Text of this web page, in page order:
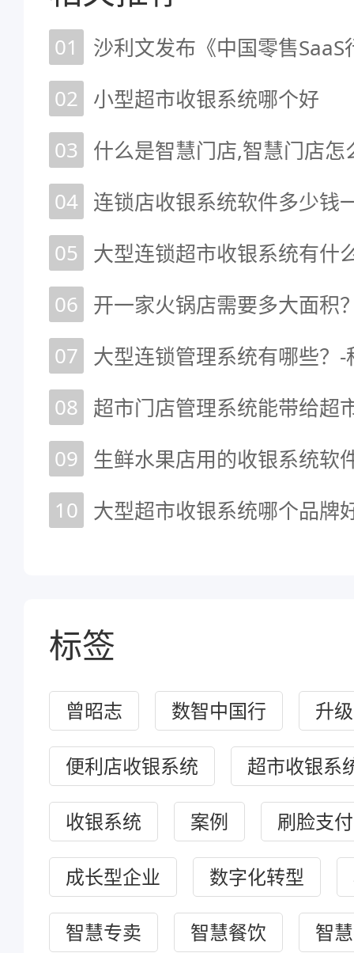
01
沙利文发布《中国零售
02 小型超市收银系统哪个好
03
什么是智慧门店,智慧门店怎
04
05
06 开一家火锅店需要多大面积
07 大型连锁管理系统有哪些？
08 超市门店管理系统能带给超
09 生鲜水果店用的收银系统软
10 大型超市收银系统哪个品牌
标签
曾昭志 数智中国行 升
便利店收银系统 超市收银系
收银系统 案例 刷脸支付
成长型企业 数字化转型
智慧专卖 智慧餐饮 智